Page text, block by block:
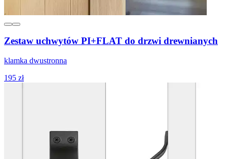
Zestaw uchwytów PI+FLAT do drzwi drewnianych
klamka dwustronna
195 zł